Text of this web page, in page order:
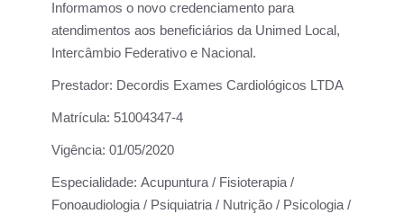
Informamos o novo credenciamento para
atendimentos aos beneficiários da Unimed Local,
Intercâmbio Federativo e Nacional.
Prestador: Decordis Exames Cardiológicos LTDA
Matrícula: 51004347-4
Vigência: 01/05/2020
Especialidade: Acupuntura / Fisioterapia /
Fonoaudiologia / Psiquiatria / Nutrição / Psicologia /